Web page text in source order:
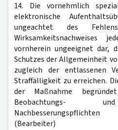
14. Die vornehmlich
elektronische
ungeachtet des
Wirksamkeitsnachweises
vornherein ungeeignet dar,
Schutzes der Allgemeinheit
zugleich der entlassenen
Straffälligkeit zu erreichen.
der Maßnahme
Beobachtungs-
(Bearbeiter)